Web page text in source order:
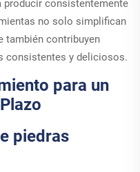
producir consistentemente
no solo simplifican
también contribuyen
consistentes y deliciosos.
para un
piedras